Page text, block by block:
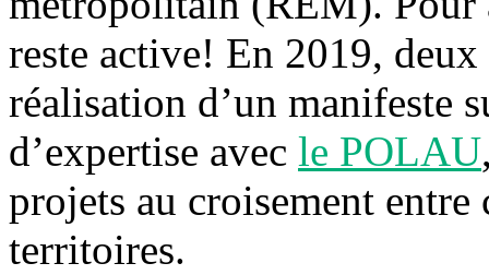
reste active! En 2019,
réalisation d’un manifeste
d’expertise avec le POLAU
projets au croisement entre
territoires.